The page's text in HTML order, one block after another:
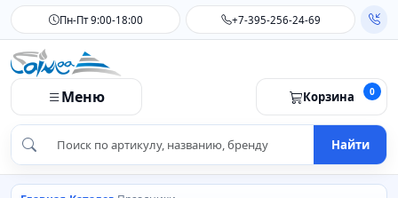
Пн-Пт 9:00-18:00 +7-395-256-24-69
Меню Корзина 0
Найти